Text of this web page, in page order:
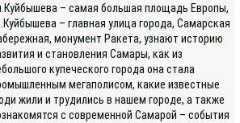
– самая большая площадь Европы,
– главная улица города, Самарская
монумент Ракета, узнают историю
и становления Самары, как из
купеческого города она стала
мегаполисом, какие известные
жили и трудились в нашем городе, а также
с современной Самарой – события